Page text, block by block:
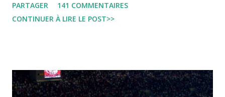
Leila fi amarikia Little Sarah American girl Massir mots a
dire Mouch ex Mazzika Tun...
PARTAGER
141 COMMENTAIRES
CONTINUER À LIRE LE POST>>